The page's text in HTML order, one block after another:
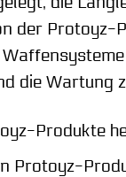
der Protoyz-
die Wartung
Produkte
Protoyz-